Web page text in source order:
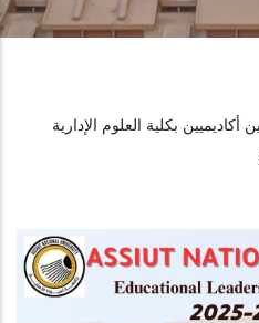
بكلية العلوم الإدارية